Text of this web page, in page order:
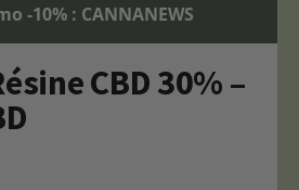
-10% : CANNANEWS
CBD 30% –